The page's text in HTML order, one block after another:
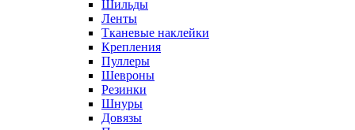
Шильды
Ленты
Тканевые наклейки
Крепления
Пуллеры
Шевроны
Резинки
Шнуры
Довязы